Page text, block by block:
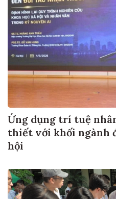
Ứng dụng trí tuệ
thiết với khối ngành
hội